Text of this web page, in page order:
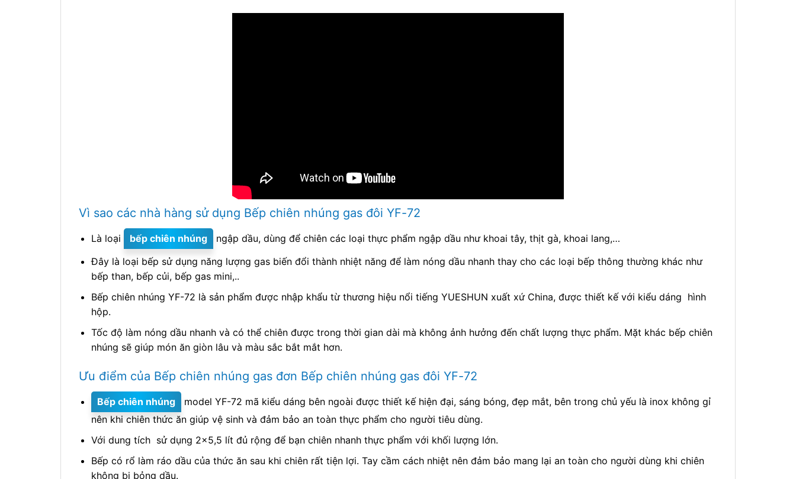
Vì sao các nhà hàng sử dụng Bếp chiên nhúng gas đôi YF-72
Là loại bếp chiên nhúng
ngập dầu, dùng để chiên các loại thực phẩm ngập dầu như khoai tây, thịt gà, khoai lang,…
Đây là loại bếp sử dụng năng lượng gas biến đổi thành nhiệt năng để làm nóng dầu nhanh thay cho các loại bếp thông thường khác như
bếp than, bếp củi, bếp gas mini,..
Bếp chiên nhúng YF-72 là sản phẩm được nhập khẩu từ thương hiệu nổi tiếng YUESHUN xuất xứ China, được thiết kế với kiểu dáng hình
hộp.
Tốc độ làm nóng dầu nhanh và có thể chiên được trong thời gian dài mà không ảnh hưởng đến chất lượng thực phẩm. Mặt khác bếp chiên
nhúng sẽ giúp món ăn giòn lâu và màu sắc bắt mắt hơn.
Ưu điểm của Bếp chiên nhúng gas đơn Bếp chiên nhúng gas đôi YF-72
Bếp chiên nhúng
model YF-72 mã kiểu dáng bên ngoài được thiết kế hiện đại, sáng bóng, đẹp mắt, bên trong chủ yếu là inox không gỉ
nên khi chiên thức ăn giúp vệ sinh và đảm bảo an toàn thực phẩm cho người tiêu dùng.
Với dung tích sử dụng 2×5,5 lít đủ rộng để bạn chiên nhanh thực phẩm với khối lượng lớn.
Bếp có rổ làm ráo dầu của thức ăn sau khi chiên rất tiện lợi. Tay cầm cách nhiệt nên đảm bảo mang lại an toàn cho người dùng khi chiên
không bị bỏng dầu.